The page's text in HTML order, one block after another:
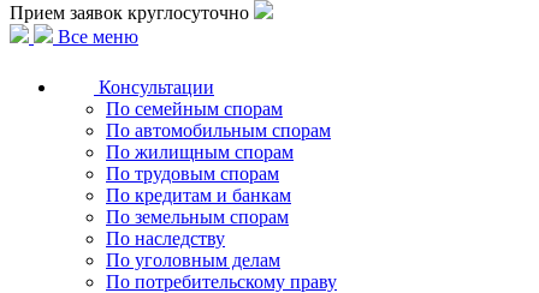
Прием заявок круглосуточно
Все меню
Консультации
По семейным спорам
По автомобильным спорам
По жилищным спорам
По трудовым спорам
По кредитам и банкам
По земельным спорам
По наследству
По уголовным делам
По потребительскому праву